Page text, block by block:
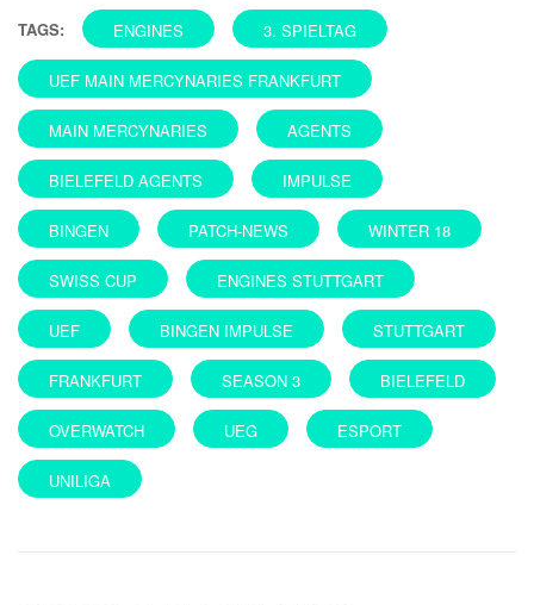
TAGS: ENGINES 3. SPIELTAG
UEF MAIN MERCYNARIES FRANKFURT
MAIN MERCYNARIES AGENTS
BIELEFELD AGENTS IMPULSE
BINGEN PATCH-NEWS WINTER 18
SWISS CUP ENGINES STUTTGART
UEF BINGEN IMPULSE STUTTGART
FRANKFURT SEASON 3 BIELEFELD
OVERWATCH UEG ESPORT
UNILIGA